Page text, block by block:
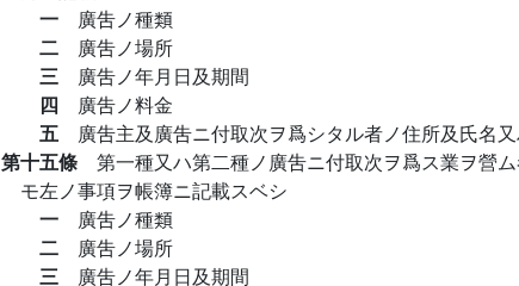
一 廣吿ノ種類
二 廣吿ノ場所
三 廣吿ノ年月日及期間
四 廣吿ノ料金
五 廣吿主及廣吿ニ付取次ヲ爲シタル者ノ住所及氏名
第十五條 第一種又ハ第二種ノ廣吿ニ付取次ヲ爲ス業ヲ營
モ左ノ事項ヲ帳簿ニ記載スベシ
一 廣吿ノ種類
二 廣吿ノ場所
三 廣吿ノ年月日及期間